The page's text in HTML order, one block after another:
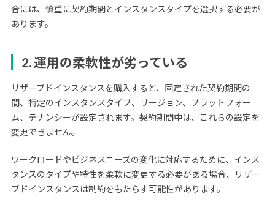
合には、慎重に契約期間とインスタンスタイプを選択する必要が
あります。
2. 運用の柔軟性が劣っている
リザーブドインスタンスを購入すると、固定された契約期間の
間、特定のインスタンスタイプ、リージョン、プラットフォー
ム、テナンシーが設定されます。契約期間中は、これらの設定を
変更できません。
ワークロードやビジネスニーズの変化に対応するために、インス
タンスのタイプや特性を柔軟に変更する必要がある場合、リザー
ブドインスタンスは制約をもたらす可能性があります。